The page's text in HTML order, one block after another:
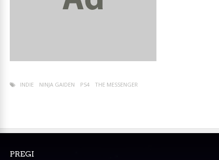
INDIE NINJA GAIDEN PS4 THE MESSENGER
PREGI